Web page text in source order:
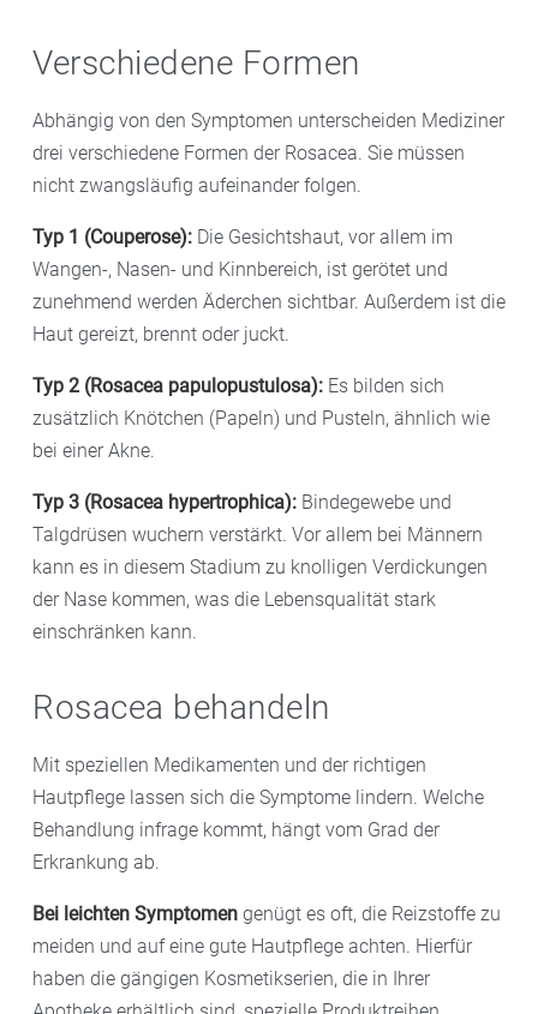
Verschiedene Formen
Abhängig von den Symptomen unterscheiden Mediziner
drei verschiedene Formen der Rosacea. Sie müssen
nicht zwangsläufig aufeinander folgen.
Typ 1 (Couperose): Die Gesichtshaut, vor allem im
Wangen-, Nasen- und Kinnbereich, ist gerötet und
zunehmend werden Äderchen sichtbar. Außerdem ist die
Haut gereizt, brennt oder juckt.
Typ 2 (Rosacea papulopustulosa): Es bilden sich
zusätzlich Knötchen (Papeln) und Pusteln, ähnlich wie
bei einer Akne.
Typ 3 (Rosacea hypertrophica): Bindegewebe und
Talgdrüsen wuchern verstärkt. Vor allem bei Männern
kann es in diesem Stadium zu knolligen Verdickungen
der Nase kommen, was die Lebensqualität stark
einschränken kann.
Rosacea behandeln
Mit speziellen Medikamenten und der richtigen
Hautpflege lassen sich die Symptome lindern. Welche
Behandlung infrage kommt, hängt vom Grad der
Erkrankung ab.
Bei leichten Symptomen genügt es oft, die Reizstoffe zu
meiden und auf eine gute Hautpflege achten. Hierfür
haben die gängigen Kosmetikserien, die in Ihrer